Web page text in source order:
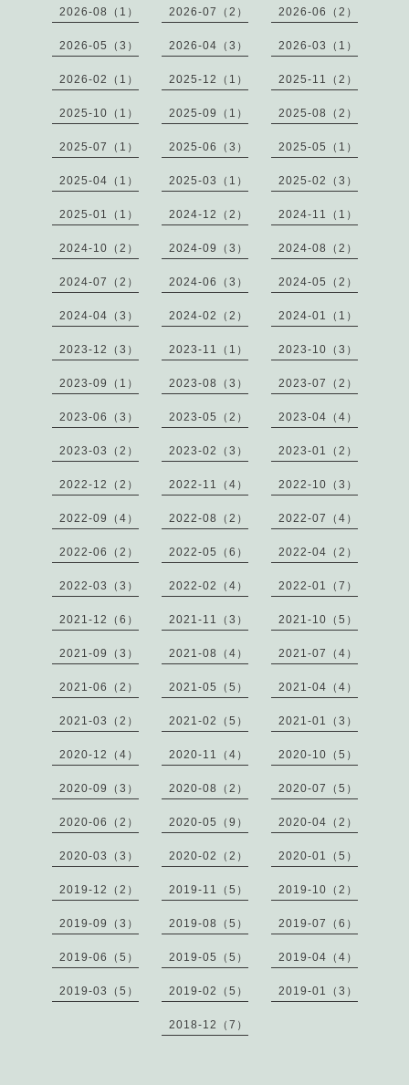
2026-08（1） 2026-07（2） 2026-06（2）
2026-05（3） 2026-04（3） 2026-03（1）
2026-02（1） 2025-12（1） 2025-11（2）
2025-10（1） 2025-09（1） 2025-08（2）
2025-07（1） 2025-06（3） 2025-05（1）
2025-04（1） 2025-03（1） 2025-02（3）
2025-01（1） 2024-12（2） 2024-11（1）
2024-10（2） 2024-09（3） 2024-08（2）
2024-07（2） 2024-06（3） 2024-05（2）
2024-04（3） 2024-02（2） 2024-01（1）
2023-12（3） 2023-11（1） 2023-10（3）
2023-09（1） 2023-08（3） 2023-07（2）
2023-06（3） 2023-05（2） 2023-04（4）
2023-03（2） 2023-02（3） 2023-01（2）
2022-12（2） 2022-11（4） 2022-10（3）
2022-09（4） 2022-08（2） 2022-07（4）
2022-06（2） 2022-05（6） 2022-04（2）
2022-03（3） 2022-02（4） 2022-01（7）
2021-12（6） 2021-11（3） 2021-10（5）
2021-09（3） 2021-08（4） 2021-07（4）
2021-06（2） 2021-05（5） 2021-04（4）
2021-03（2） 2021-02（5） 2021-01（3）
2020-12（4） 2020-11（4） 2020-10（5）
2020-09（3） 2020-08（2） 2020-07（5）
2020-06（2） 2020-05（9） 2020-04（2）
2020-03（3） 2020-02（2） 2020-01（5）
2019-12（2） 2019-11（5） 2019-10（2）
2019-09（3） 2019-08（5） 2019-07（6）
2019-06（5） 2019-05（5） 2019-04（4）
2019-03（5） 2019-02（5） 2019-01（3）
2018-12（7）